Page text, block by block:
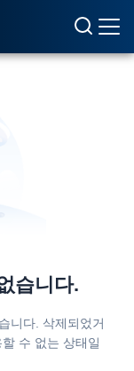
습니다.
니다. 삭제되었거
수 없는 상태일